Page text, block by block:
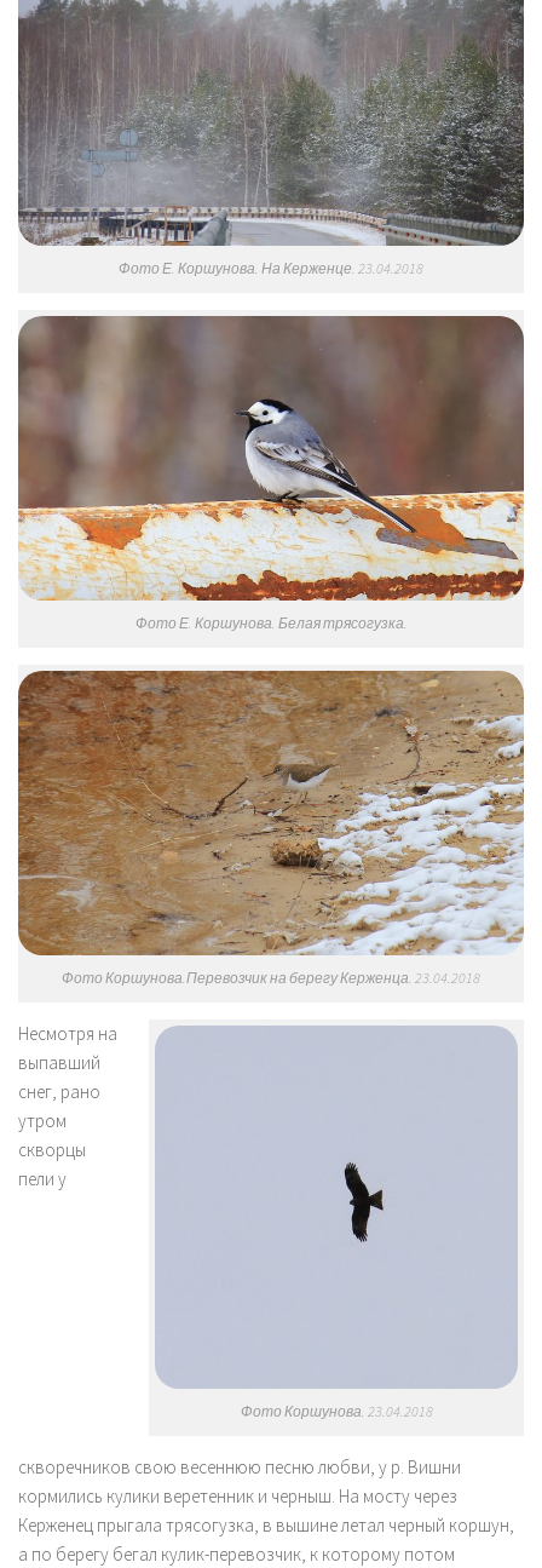
Фото Е. Коршунова. На Керженце. 23.04.2018
Фото Е. Коршунова. Белая трясогузка.
Фото Коршунова.Перевозчик на берегу Керженца. 23.04.2018
Фото Коршунова. 23.04.2018
Несмотря на
выпавший
снег, рано
утром
скворцы
пели у
скворечников свою весеннюю песню любви, у р. Вишни
кормились кулики веретенник и черныш. На мосту через
Керженец прыгала трясогузка, в вышине летал черный коршун,
а по берегу бегал кулик-перевозчик, к которому потом